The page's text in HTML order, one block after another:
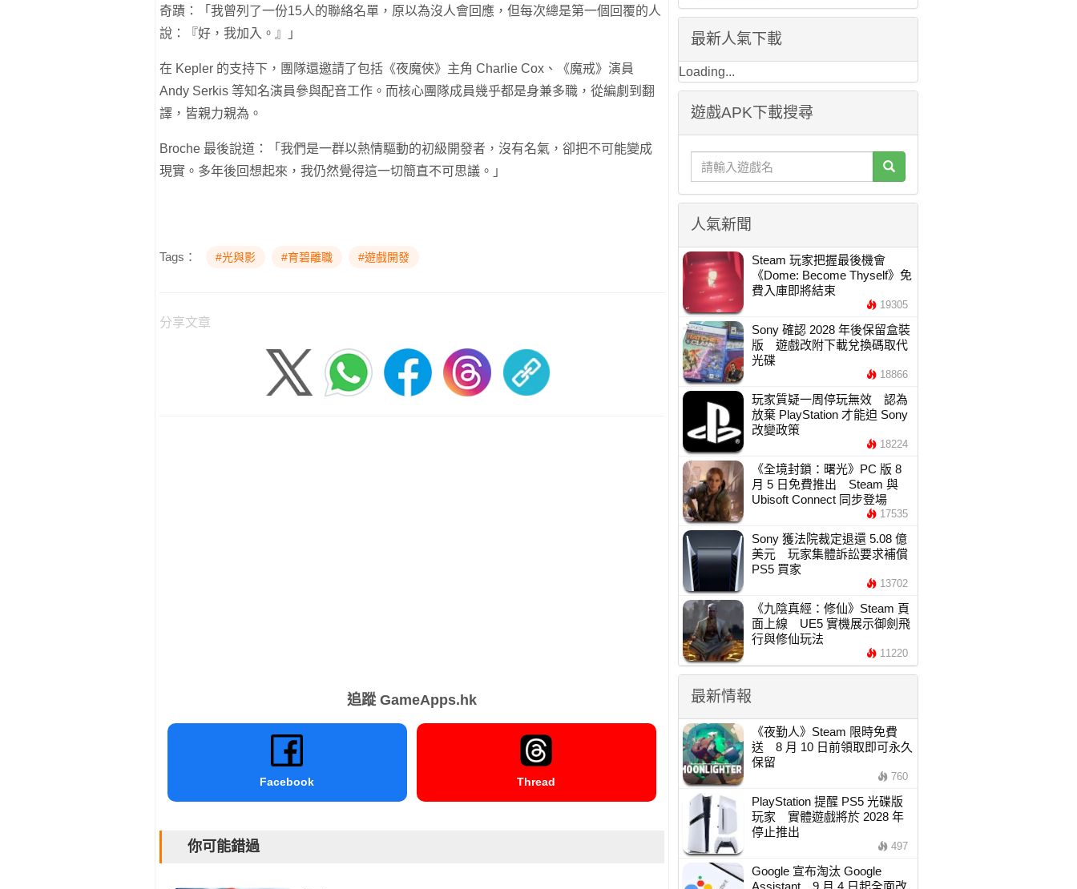
奇蹟：「我曾列了一份15人的聯絡名單，原以為沒人會回應，但每次總是第一個回覆的人
說：『好，我加入。』」
在 Kepler 的支持下，團隊還邀請了包括《夜魔俠》主角 Charlie Cox、《魔戒》演員
Andy Serkis 等知名演員參與配音工作。而核心團隊成員幾乎都是身兼多職，從編劇到翻
譯，皆親力親為。
Broche 最後說道：「我們是一群以熱情驅動的初級開發者，沒有名氣，卻把不可能變成
現實。多年後回想起來，我仍然覺得這一切簡直不可思議。」
Tags： #光與影 #育碧離職 #遊戲開發
分享文章
追蹤 GameApps.hk
Facebook Thread
你可能錯過
最新人氣下載
Loading...
遊戲APK下載搜尋
人氣新聞
Steam 玩家把握最後機會
《Dome: Become Thyself》免
費入庫即將結束
19305
Sony 確認 2028 年後保留盒裝
版 遊戲改附下載兌換碼取代
光碟
18866
玩家質疑一周停玩無效 認為
放棄 PlayStation 才能迫 Sony
改變政策
18224
《全境封鎖：曙光》PC 版 8
月 5 日免費推出 Steam 與
Ubisoft Connect 同步登場
17535
Sony 獲法院裁定退還 5.08 億
美元 玩家集體訴訟要求補償
PS5 買家
13702
《九陰真經：修仙》Steam 頁
面上線 UE5 實機展示御劍飛
行與修仙玩法
11220
最新情報
《夜勤人》Steam 限時免費
送 8 月 10 日前領取即可永久
保留
760
PlayStation 提醒 PS5 光碟版
玩家 實體遊戲將於 2028 年
停止推出
497
Google 宣布淘汰 Google
Assistant 9 月 4 日起全面改